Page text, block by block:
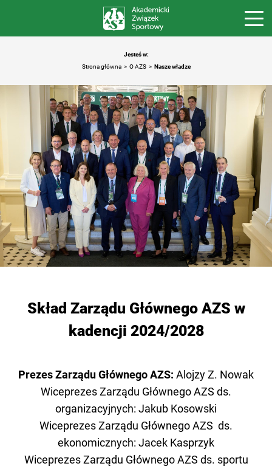
Jesteś w:
Strona główna
O AZS Nasze władze
Skład Zarządu Głównego AZS w
kadencji 2024/2028
Prezes Zarządu Głównego AZS: Alojzy Z. Nowak
Wiceprezes Zarządu Głównego AZS ds.
organizacyjnych: Jakub Kosowski
Wiceprezes Zarządu Głównego AZS ds.
ekonomicznych: Jacek Kasprzyk
Wiceprezes Zarządu Głównego AZS ds. sportu